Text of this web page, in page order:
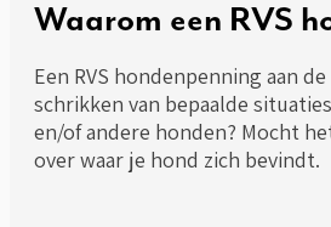
Waarom een RVS
Een RVS hondenpenning aan
schrikken van bepaalde
en/of andere honden? Mocht
over waar je hond zich bevindt.